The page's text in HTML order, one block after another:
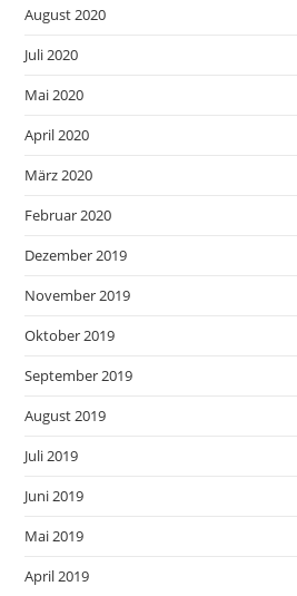
August 2020
Juli 2020
Mai 2020
April 2020
März 2020
Februar 2020
Dezember 2019
November 2019
Oktober 2019
September 2019
August 2019
Juli 2019
Juni 2019
Mai 2019
April 2019